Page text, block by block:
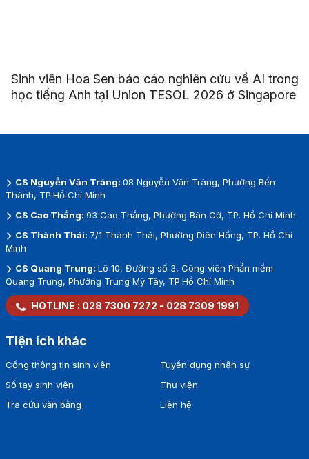
Sinh viên Hoa Sen báo cáo nghiên cứu về AI trong
học tiếng Anh tại Union TESOL 2026 ở Singapore
CS Nguyễn Văn Tráng: 08 Nguyễn Văn Tráng, Phường Bến
Thành, TP.Hồ Chí Minh
CS Cao Thắng: 93 Cao Thắng, Phường Bàn Cờ, TP. Hồ Chí Minh
CS Thành Thái: 7/1 Thành Thái, Phường Diên Hồng, TP. Hồ Chí
Minh
CS Quang Trung: Lô 10, Đường số 3, Công viên Phần mềm
Quang Trung, Phường Trung Mỹ Tây, TP.Hồ Chí Minh
HOTLINE : 028 7300 7272 - 028 7309 1991
Tiện ích khác
Cổng thông tin sinh viên
Sổ tay sinh viên
Tra cứu văn bằng
Tuyển dụng nhân sự
Thư viện
Liên hệ